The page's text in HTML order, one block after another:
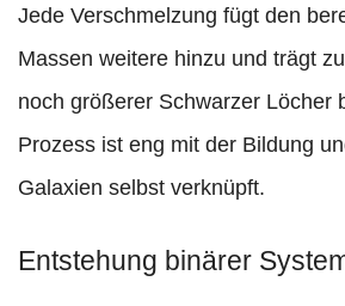
Jede Verschmelzung fügt den
Massen weitere hinzu und trägt
noch größerer Schwarzer Löcher
Prozess ist eng mit der Bildung
Galaxien selbst verknüpft.
Entstehung binärer